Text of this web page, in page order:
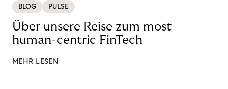
BLOG PULSE
Über unsere Reise zum most
human-centric FinTech
MEHR LESEN